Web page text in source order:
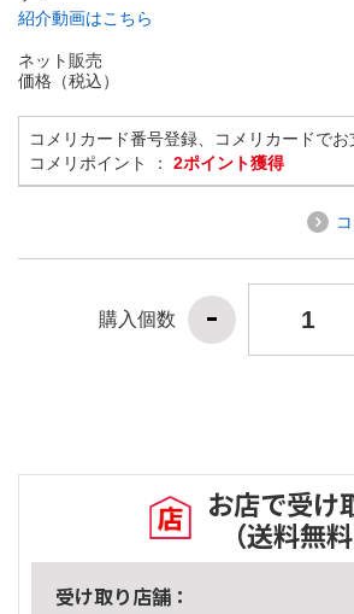
紹介動画はこちら
ネット販売
価格（税込）
コメリカード番号登録、コメリカードでお
コメリポイント ： 2ポイント獲得
購入個数
お店で受け
（送料無料
受け取り店舗：